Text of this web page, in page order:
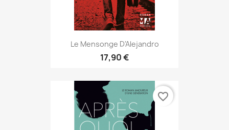
Le Mensonge D'Alejandro
17,90 €
favorite_border